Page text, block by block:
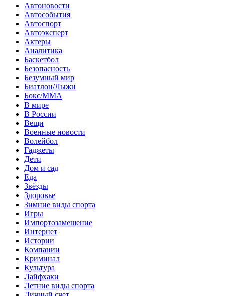
Автоновости
Автособытия
Автоспорт
Автоэксперт
Актеры
Аналитика
Баскетбол
Безопасность
Безумный мир
Биатлон/Лыжи
Бокс/MMA
В мире
В России
Вещи
Военные новости
Волейбол
Гаджеты
Дети
Дом и сад
Еда
Звёзды
Здоровье
Зимние виды спорта
Игры
Импортозамещение
Интернет
Истории
Компании
Криминал
Культура
Лайфхаки
Летние виды спорта